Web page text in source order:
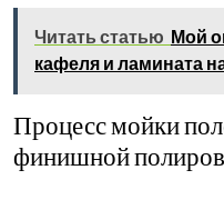
Читать статью Мой
кафеля и ламината
Процесс мойки
финишной